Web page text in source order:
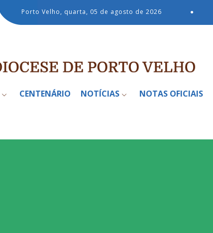
Porto Velho, quarta, 05 de agosto de 2026 ●
CENTENÁRIO NOTÍCIAS NOTAS OFICIAIS